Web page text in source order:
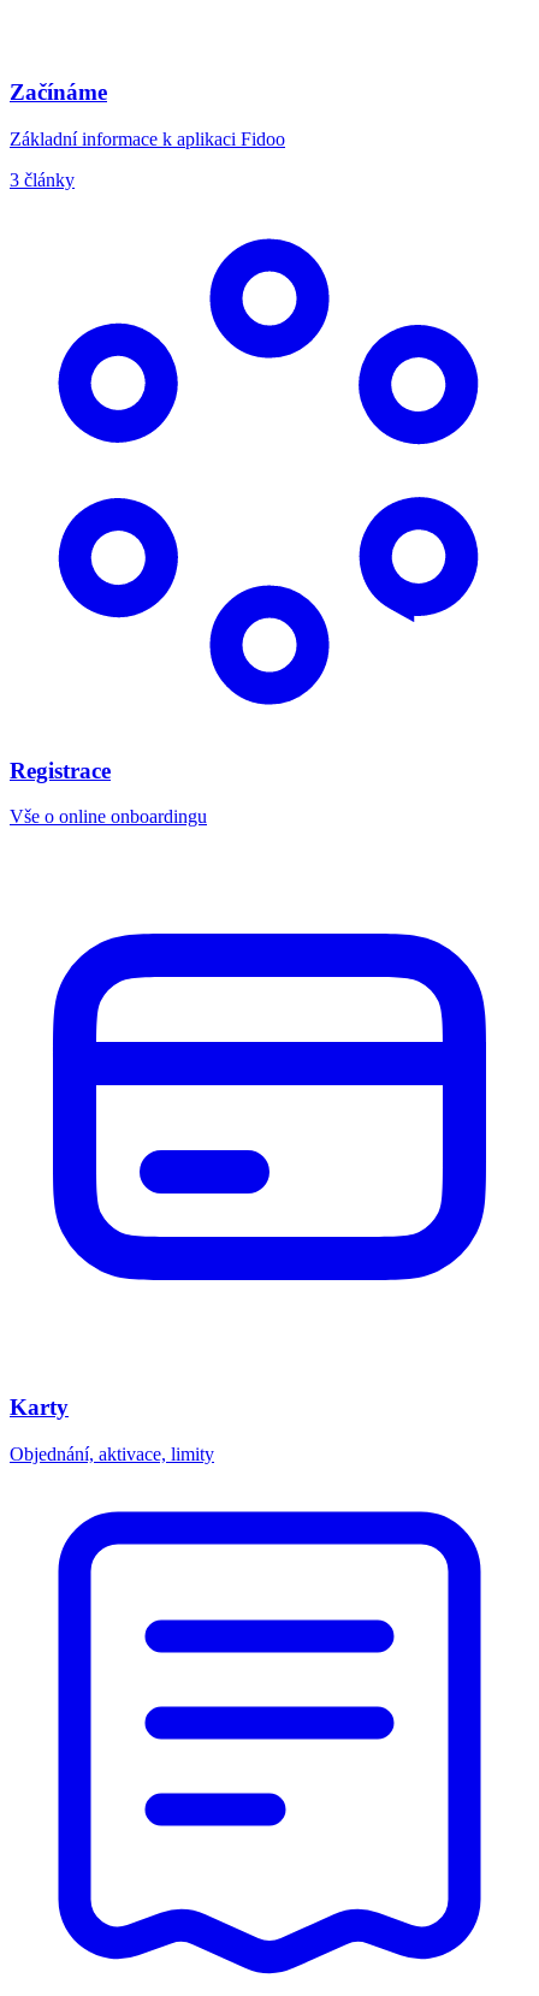
Začínáme
Základní informace k aplikaci Fidoo
3 články
Registrace
Vše o online onboardingu
Karty
Objednání, aktivace, limity